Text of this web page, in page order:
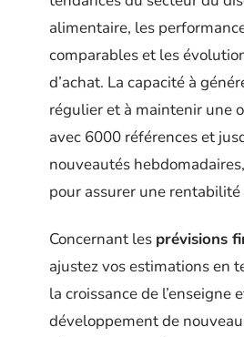
alimentaire, les
comparables et les
d’achat. La capacité à
régulier et à maintenir une
avec 6000 références et
nouveautés
pour assurer une
Concernant les prévisions
ajustez vos estimations en
la croissance de l’enseigne
développement de